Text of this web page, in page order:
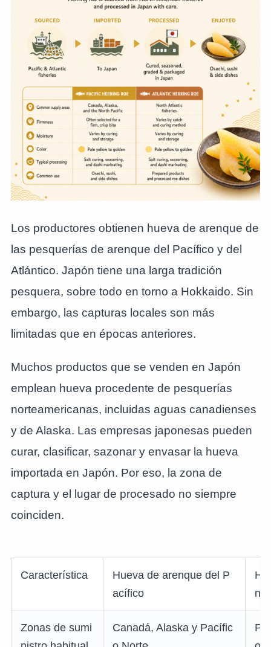
Los productores obtienen hueva de arenque de
las pesquerías de arenque del Pacífico y del
Atlántico. Japón tiene una larga tradición
pesquera, sobre todo en torno a Hokkaido. Sin
embargo, las capturas locales son más
limitadas que en épocas anteriores.
Muchos productos que se venden en Japón
emplean hueva procedente de pesquerías
norteamericanas, incluidas aguas canadienses
y de Alaska. Las empresas japonesas pueden
curar, clasificar, sazonar y envasar la hueva
importada en Japón. Por eso, la zona de
captura y el lugar de procesado no siempre
coinciden.
Característica
Hueva de arenque del P
acífico
Zonas de sumi
Canadá, Alaska y Pacífic